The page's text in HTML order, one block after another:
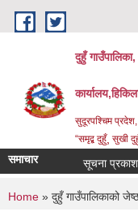
Skip to main content
दुहुँ गाउँपालिका,
सुदूरपश्चिम
“समृद्ब दुहुँ¸ सुखी
समाचार सूचना प्रकाशन,
You are
Home » दुहुँ गाउँपालिकाको